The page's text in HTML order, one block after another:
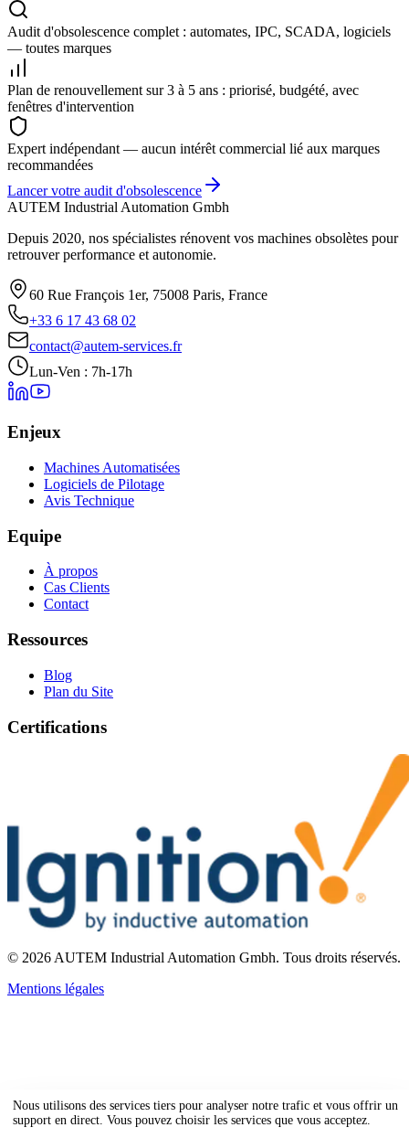
Audit d'obsolescence complet : automates, IPC, SCADA, logiciels
— toutes marques
Plan de renouvellement sur 3 à 5 ans : priorisé, budgété, avec
fenêtres d'intervention
Expert indépendant — aucun intérêt commercial lié aux marques
recommandées
Lancer votre audit d'obsolescence
AUTEM Industrial Automation Gmbh
Depuis 2020, nos spécialistes rénovent vos machines obsolètes pour
retrouver performance et autonomie.
60 Rue François 1er, 75008 Paris, France
+33 6 17 43 68 02
contact@autem-services.fr
Lun-Ven : 7h-17h
Enjeux
Machines Automatisées
Logiciels de Pilotage
Avis Technique
Equipe
À propos
Cas Clients
Contact
Ressources
Blog
Plan du Site
Certifications
© 2026AUTEM Industrial Automation Gmbh. Tous droits réservés.
Mentions légales
Nous utilisons des services tiers pour analyser notre trafic et vous offrir un
support en direct. Vous pouvez choisir les services que vous acceptez.